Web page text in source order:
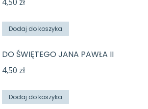
Dodaj do koszyka
DO ŚWIĘTEGO JANA PAWŁA II
4,50 zł
Dodaj do koszyka